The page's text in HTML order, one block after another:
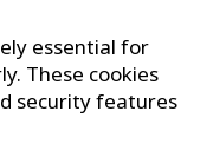
essential for
These cookies
security features